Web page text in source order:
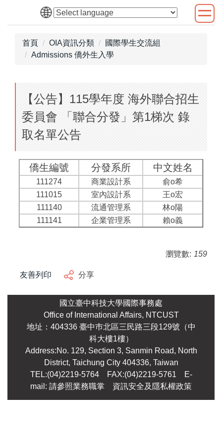
首頁 OIA資訊分類
國際學生交流組
Admissions 僑外生入學
【公告】115學年度 海外聯合招生
委員會 「聯合分發」第1梯次 錄
取名單公告
僑生編號 分發系所 中文姓名
111274 商業設計系
俞o希
111015
室內設計系
王o宏
111140
流通管理系
林o陽
111141
企業管理系 賴o義
瀏覽數: 159
友善列印 分享
國立臺中科技大學國際事務處
Office of International Affairs, NTCUST
地址：404336 臺中巿北區三民路三段129號（中
科大樓1樓）
Address:No. 129, Section 3, Sanmin Road, North
District, Taichung City 404336, Taiwan
TEL:(04)2219-5764 FAX:(04)2219-5761
E-
mail: 請參照業務職掌
資訊安全及隱私權政策